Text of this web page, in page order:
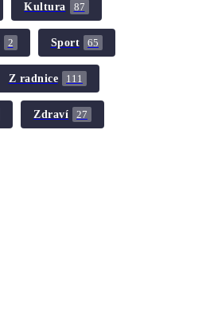
Kultura 87
2 Sport 65
Z radnice 111
Zdraví 27